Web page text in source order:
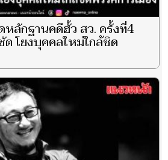
หลักฐานคดีฮั้ว สว. ครั้งที่4
โยงบุคคลใหม่ใกล้ชิด